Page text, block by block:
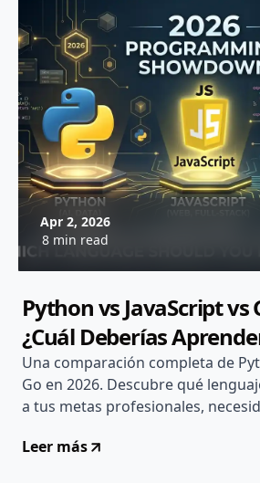
Apr 2, 2026
8 min read
Python vs JavaScript vs
¿Cuál Deberías
Una comparación completa de
Go en 2026. Descubre qué
a tus metas profesionales,
Leer más